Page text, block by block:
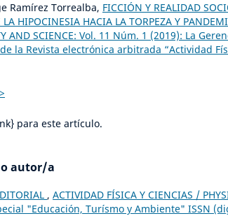
Ramírez Torrealba, FICCIÓN Y REALIDAD
LA HIPOCINESIA HACIA LA TORPEZA Y
AND SCIENCE: Vol. 11 Núm. 1 (2019): La
la Revista electrónica arbitrada “Actividad
para este artículo.
autor/a
, ACTIVIDAD FÍSICA Y CIENCIAS /
"Educación, Turísmo y Ambiente" ISSN